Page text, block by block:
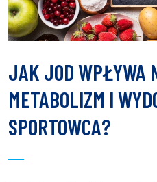
JAK JOD WPŁYWA
METABOLIZM I
SPORTOWCA?